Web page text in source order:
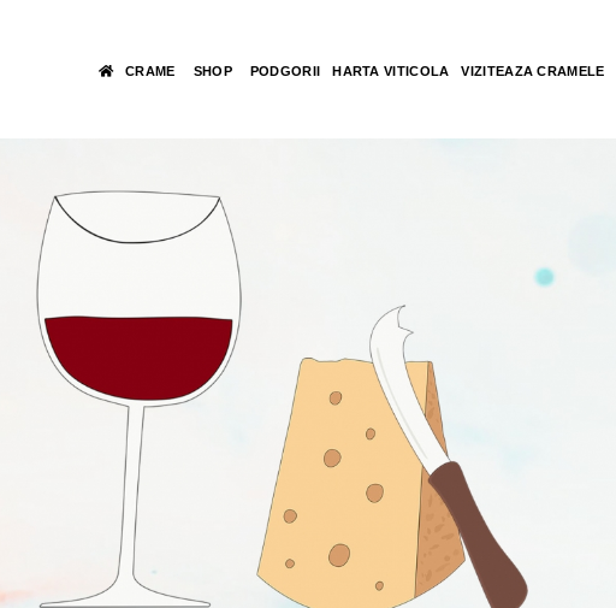
CRAME SHOP PODGORII HARTA VITICOLA VIZITEAZA CRAMELE